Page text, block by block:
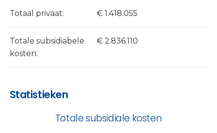
Totaal privaat: € 1.418.055
Totale subsidiabele
kosten:
€ 2.836.110
Statistieken
Totale subsidiale kosten